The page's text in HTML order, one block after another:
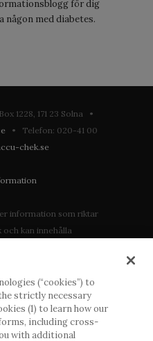
för dig
någon med diabetes.
1228, 171 23 Solna •
• Telefon: 020-41 00
chek.se
information som riktar
och kan innehålla
Vänligen observera
för information som
gällande rättslig
eller användning i
du bor.
(“cookies”) to
strictly necessary
(1) to learn how our
including cross-
with additional